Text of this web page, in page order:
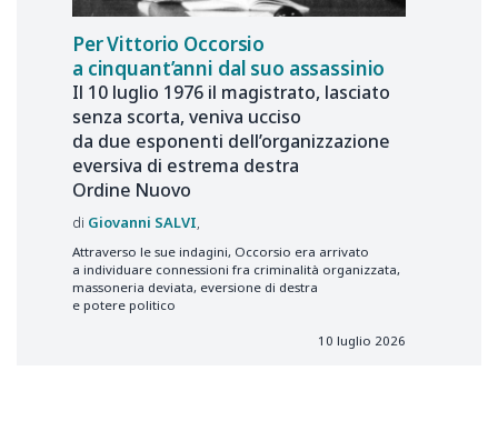
Per Vittorio Occorsio
a cinquant’anni dal suo assassinio
Il 10 luglio 1976 il magistrato, lasciato
senza scorta, veniva ucciso
da due esponenti dell’organizzazione
eversiva di estrema destra
Ordine Nuovo
Giovanni SALVI
Attraverso le sue indagini, Occorsio era arrivato
a individuare connessioni fra criminalità organizzata,
massoneria deviata, eversione di destra
e potere politico
10 luglio 2026